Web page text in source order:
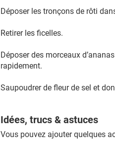
Déposer les tronçons de rôti
Retirer les ficelles.
Déposer des morceaux
rapidement.
Saupoudrer de fleur de sel et
Idées, trucs & astuces
Vous pouvez ajouter quelques